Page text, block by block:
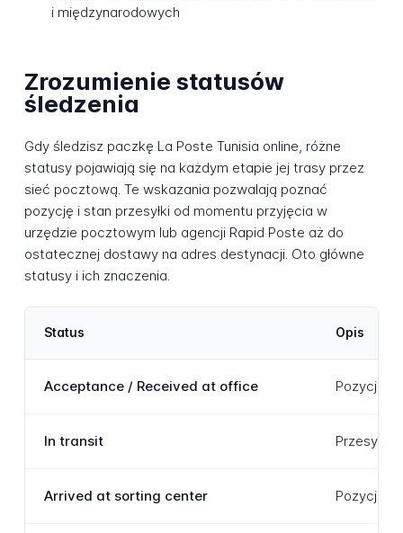
i międzynarodowych
Zrozumienie statusów
śledzenia
Gdy śledzisz paczkę La Poste Tunisia online, różne
statusy pojawiają się na każdym etapie jej trasy przez
sieć pocztową. Te wskazania pozwalają poznać
pozycję i stan przesyłki od momentu przyjęcia w
urzędzie pocztowym lub agencji Rapid Poste aż do
ostatecznej dostawy na adres destynacji. Oto główne
statusy i ich znaczenia.
Status Opis
Acceptance / Received at office Pozycja
In transit
Arrived at sorting center Pozycja